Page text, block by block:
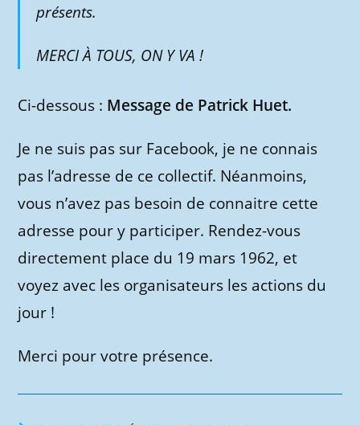
présents.
MERCI À TOUS, ON Y VA !
Ci-dessous : Message de Patrick Huet.
Je ne suis pas sur Facebook, je ne connais
pas l’adresse de ce collectif. Néanmoins,
vous n’avez pas besoin de connaitre cette
adresse pour y participer. Rendez-vous
directement place du 19 mars 1962, et
voyez avec les organisateurs les actions du
jour !
Merci pour votre présence.